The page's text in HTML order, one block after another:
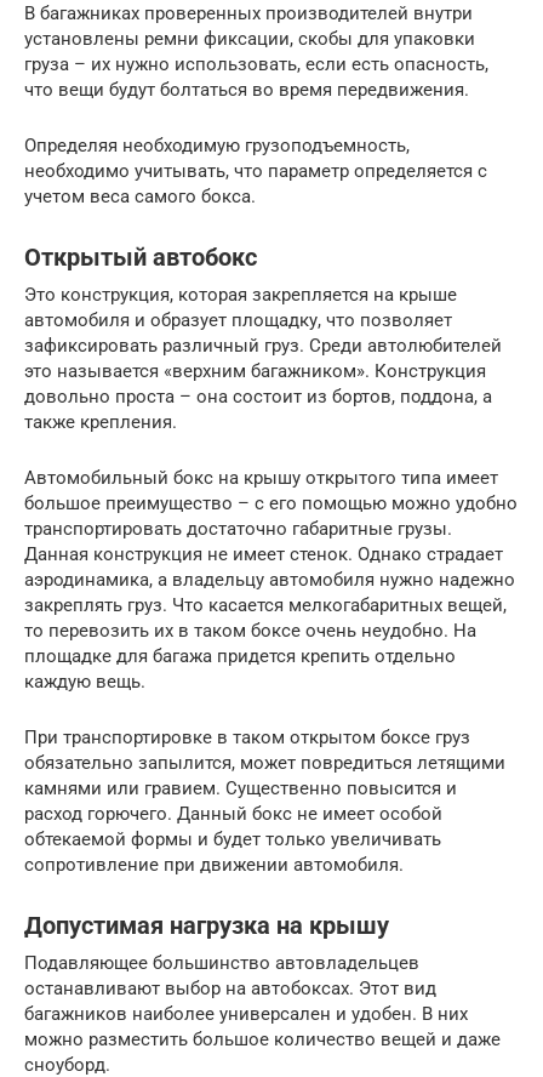
В багажниках проверенных производителей внутри
установлены ремни фиксации, скобы для упаковки
груза – их нужно использовать, если есть опасность,
что вещи будут болтаться во время передвижения.
Определяя необходимую грузоподъемность,
необходимо учитывать, что параметр определяется с
учетом веса самого бокса.
Открытый автобокс
Это конструкция, которая закрепляется на крыше
автомобиля и образует площадку, что позволяет
зафиксировать различный груз. Среди автолюбителей
это называется «верхним багажником». Конструкция
довольно проста – она состоит из бортов, поддона, а
также крепления.
Автомобильный бокс на крышу открытого типа имеет
большое преимущество – с его помощью можно удобно
транспортировать достаточно габаритные грузы.
Данная конструкция не имеет стенок. Однако страдает
аэродинамика, а владельцу автомобиля нужно надежно
закреплять груз. Что касается мелкогабаритных вещей,
то перевозить их в таком боксе очень неудобно. На
площадке для багажа придется крепить отдельно
каждую вещь.
При транспортировке в таком открытом боксе груз
обязательно запылится, может повредиться летящими
камнями или гравием. Существенно повысится и
расход горючего. Данный бокс не имеет особой
обтекаемой формы и будет только увеличивать
сопротивление при движении автомобиля.
Допустимая нагрузка на крышу
Подавляющее большинство автовладельцев
останавливают выбор на автобоксах. Этот вид
багажников наиболее универсален и удобен. В них
можно разместить большое количество вещей и даже
сноуборд.